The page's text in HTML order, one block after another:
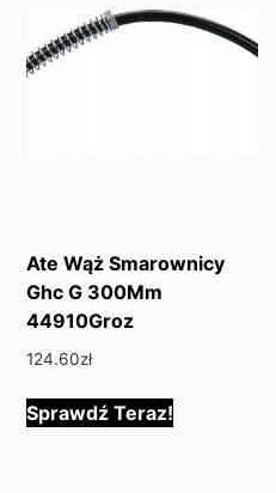
Ate Wąż Smarownicy
Ghc G 300Mm
44910Groz
124.60zł
Sprawdź Teraz!